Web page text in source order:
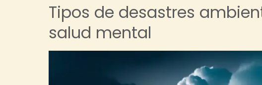
Tipos de desastres
salud mental